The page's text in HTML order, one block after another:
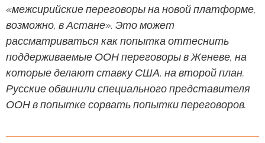
«межсирийские переговоры на новой платформе,
возможно, в Астане». Это может
рассматриваться как попытка оттеснить
поддерживаемые ООН переговоры в Женеве, на
которые делают ставку США, на второй план.
Русские обвинили специального представителя
ООН в попытке сорвать попытки переговоров.